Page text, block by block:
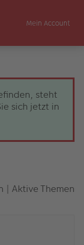
Mein Account
steht
sich jetzt in
| Aktive Themen